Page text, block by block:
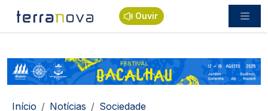
Passar para o conteúdo principal
Ouvir
Início Notícias
Sociedade